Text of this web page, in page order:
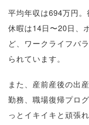
平均年収は694万円
休暇は14日〜20日、
ど、ワークライフバ
られています。
また、産前産後の出
勤務、職場復帰プロ
っとイキイキと頑張